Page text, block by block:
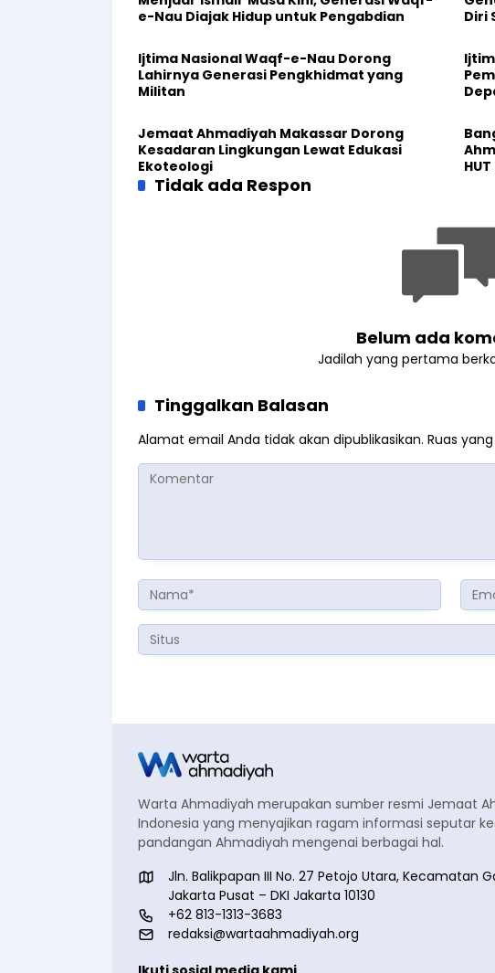
e-Nau Diajak Hidup untuk Pengabdian
Diri
Ijtima Nasional Waqf-e-Nau Dorong
Lahirnya Generasi Pengkhidmat yang
Militan
Jemaat Ahmadiyah Makassar Dorong
Kesadaran Lingkungan Lewat Edukasi
Ekoteologi
Tidak ada Respon
Belum ada
Jadilah yang pertama
Tinggalkan Balasan
Alamat email Anda tidak akan dipublikasikan. Ruas
Warta Ahmadiyah merupakan sumber resmi Jemaat
Indonesia yang menyajikan ragam informasi seputar
pandangan Ahmadiyah mengenai berbagai hal.
Jln. Balikpapan III No. 27 Petojo Utara, Kecamatan
Jakarta Pusat – DKI Jakarta 10130
+62 813-1313-3683
redaksi@wartaahmadiyah.org